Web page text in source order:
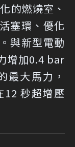
的燃燒室、
塞環、優化
與新型電動
增加0.4 bar
最大馬力，
秒超增壓